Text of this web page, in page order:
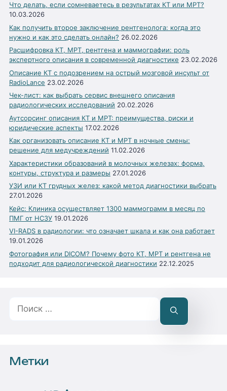
Что делать, если сомневаетесь в результатах КТ или МРТ?
10.03.2026
Как получить второе заключение рентгенолога: когда это
нужно и как это сделать онлайн? 26.02.2026
Расшифровка КТ, МРТ, рентгена и маммографии: роль
экспертного описания в современной диагностике 23.02.2026
Описание КТ с подозрением на острый мозговой инсульт от
RadioLance 23.02.2026
Чек-лист: как выбрать сервис внешнего описания
радиологических исследований 20.02.2026
Аутсорсинг описания КТ и МРТ: преимущества, риски и
юридические аспекты 17.02.2026
Как организовать описание КТ и МРТ в ночные смены:
решение для медучреждений 11.02.2026
Характеристики образований в молочных железах: форма,
контуры, структура и размеры 27.01.2026
УЗИ или КТ грудных желез: какой метод диагностики выбрать
27.01.2026
Кейс: Клиника осуществляет 1300 маммограмм в месяц по
ПМГ от НСЗУ 19.01.2026
VI-RADS в радиологии: что означает шкала и как она работает
19.01.2026
Фотография или DICOM? Почему фото КТ, МРТ и рентгена не
подходит для радиологической диагностики 22.12.2025
Метки